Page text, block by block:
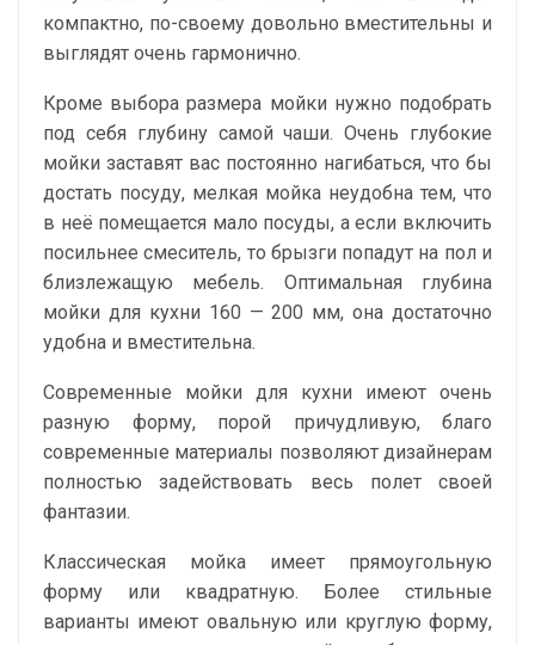
компактно, по-своему довольно вместительны и
выглядят очень гармонично.
Кроме выбора размера мойки нужно подобрать
под себя глубину самой чаши. Очень глубокие
мойки заставят вас постоянно нагибаться, что бы
достать посуду, мелкая мойка неудобна тем, что
в неё помещается мало посуды, а если включить
посильнее смеситель, то брызги попадут на пол и
близлежащую мебель. Оптимальная глубина
мойки для кухни 160 — 200 мм, она достаточно
удобна и вместительна.
Современные мойки для кухни имеют очень
разную форму, порой причудливую, благо
современные материалы позволяют дизайнерам
полностью задействовать весь полет своей
фантазии.
Классическая мойка имеет прямоугольную
форму или квадратную. Более стильные
варианты имеют овальную или круглую форму,